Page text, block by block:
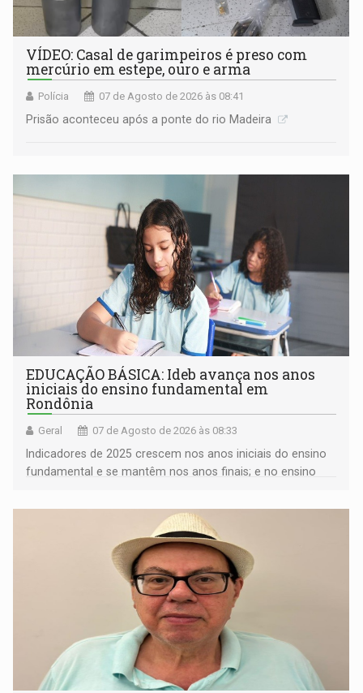
VÍDEO: Casal de garimpeiros é preso com
mercúrio em estepe, ouro e arma
Polícia 07 de Agosto de 2026 às 08:41
Prisão aconteceu após a ponte do rio Madeira
EDUCAÇÃO BÁSICA: Ideb avança nos anos
iniciais do ensino fundamental em
Rondônia
Geral 07 de Agosto de 2026 às 08:33
Indicadores de 2025 crescem nos anos iniciais do ensino
fundamental e se mantêm nos anos finais; e no ensino